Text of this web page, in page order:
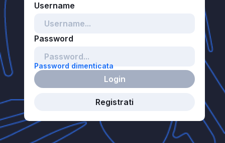
Password dimenticata
Login
Registrati